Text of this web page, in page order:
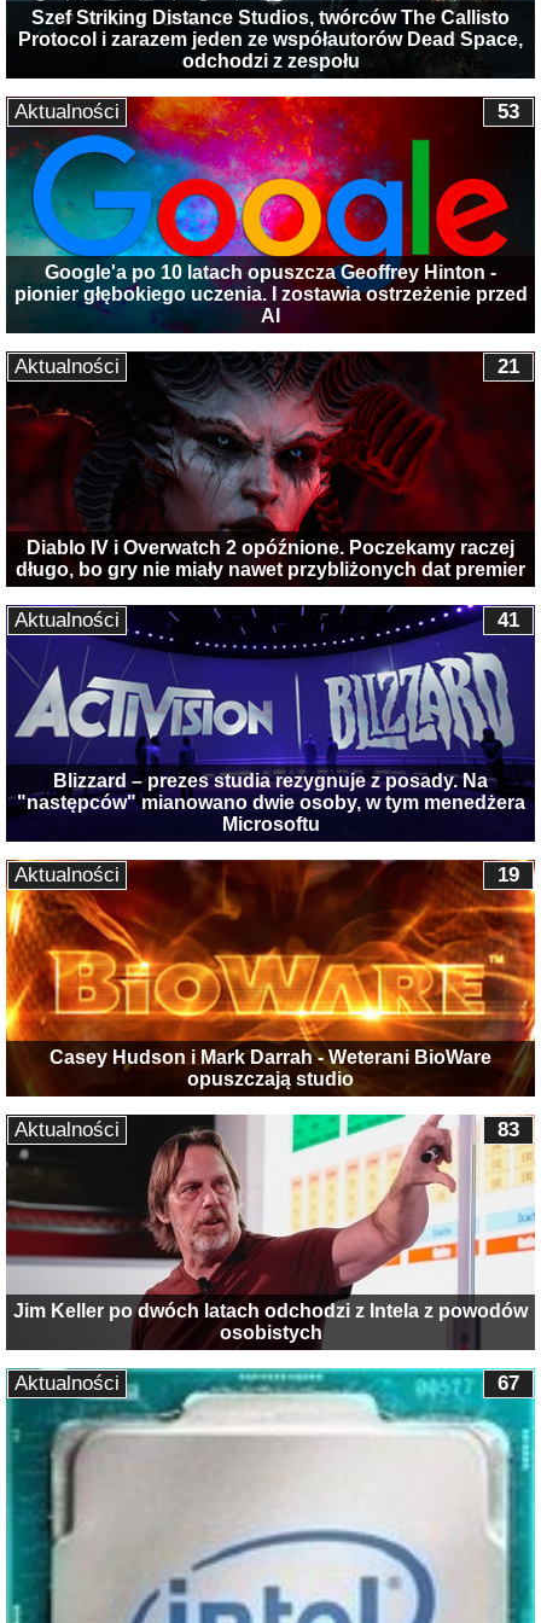
Szef Striking Distance Studios, twórców The Callisto
Protocol i zarazem jeden ze współautorów Dead Space,
odchodzi z zespołu
Google'a po 10 latach opuszcza Geoffrey Hinton -
pionier głębokiego uczenia. I zostawia ostrzeżenie przed
AI
53
Aktualności
Diablo IV i Overwatch 2 opóźnione. Poczekamy raczej
długo, bo gry nie miały nawet przybliżonych dat premier
21
Aktualności
Blizzard – prezes studia rezygnuje z posady. Na
"następców" mianowano dwie osoby, w tym menedżera
Microsoftu
41
Aktualności
Casey Hudson i Mark Darrah - Weterani BioWare
opuszczają studio
19
Aktualności
Jim Keller po dwóch latach odchodzi z Intela z powodów
osobistych
83
Aktualności
67
Aktualności